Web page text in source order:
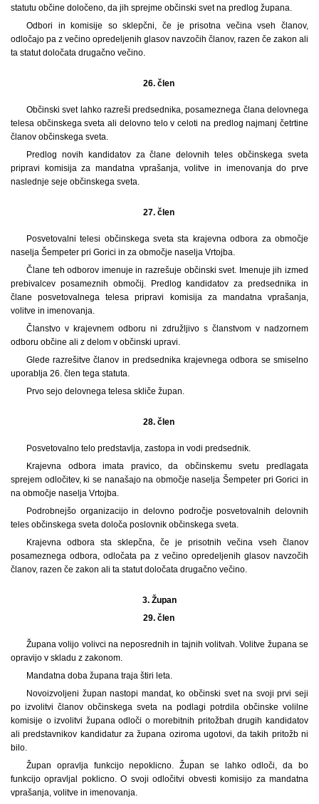
statutu občine določeno, da jih sprejme občinski svet na predlog župana.
Odbori in komisije so sklepčni, če je prisotna večina vseh članov,
odločajo pa z večino opredeljenih glasov navzočih članov, razen če zakon ali
ta statut določata drugačno večino.
26. člen
Občinski svet lahko razreši predsednika, posameznega člana delovnega
telesa občinskega sveta ali delovno telo v celoti na predlog najmanj četrtine
članov občinskega sveta.
Predlog novih kandidatov za člane delovnih teles občinskega sveta
pripravi komisija za mandatna vprašanja, volitve in imenovanja do prve
naslednje seje občinskega sveta.
27. člen
Posvetovalni telesi občinskega sveta sta krajevna odbora za območje
naselja Šempeter pri Gorici in za območje naselja Vrtojba.
Člane teh odborov imenuje in razrešuje občinski svet. Imenuje jih izmed
prebivalcev posameznih območij. Predlog kandidatov za predsednika in
člane posvetovalnega telesa pripravi komisija za mandatna vprašanja,
volitve in imenovanja.
Članstvo v krajevnem odboru ni združljivo s članstvom v nadzornem
odboru občine ali z delom v občinski upravi.
Glede razrešitve članov in predsednika krajevnega odbora se smiselno
uporablja 26. člen tega statuta.
Prvo sejo delovnega telesa skliče župan.
28. člen
Posvetovalno telo predstavlja, zastopa in vodi predsednik.
Krajevna odbora imata pravico, da občinskemu svetu predlagata
sprejem odločitev, ki se nanašajo na območje naselja Šempeter pri Gorici in
na območje naselja Vrtojba.
Podrobnejšo organizacijo in delovno področje posvetovalnih delovnih
teles občinskega sveta določa poslovnik občinskega sveta.
Krajevna odbora sta sklepčna, če je prisotnih večina vseh članov
posameznega odbora, odločata pa z večino opredeljenih glasov navzočih
članov, razen če zakon ali ta statut določata drugačno večino.
3. Župan
29. člen
Župana volijo volivci na neposrednih in tajnih volitvah. Volitve župana se
opravijo v skladu z zakonom.
Mandatna doba župana traja štiri leta.
Novoizvoljeni župan nastopi mandat, ko občinski svet na svoji prvi seji
po izvolitvi članov občinskega sveta na podlagi potrdila občinske volilne
komisije o izvolitvi župana odloči o morebitnih pritožbah drugih kandidatov
ali predstavnikov kandidatur za župana oziroma ugotovi, da takih pritožb ni
bilo.
Župan opravlja funkcijo nepoklicno. Župan se lahko odloči, da bo
funkcijo opravljal poklicno. O svoji odločitvi obvesti komisijo za mandatna
vprašanja, volitve in imenovanja.